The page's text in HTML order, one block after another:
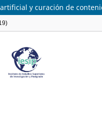
y curación de